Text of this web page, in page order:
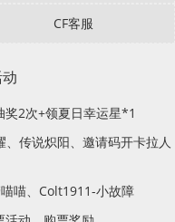
CF客服
奖2次+领夏日幸运星*1
、传说炽阳、邀请码开卡拉人
喵、Colt1911-小故障